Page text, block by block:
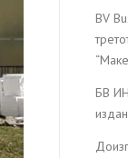
BV
БВ